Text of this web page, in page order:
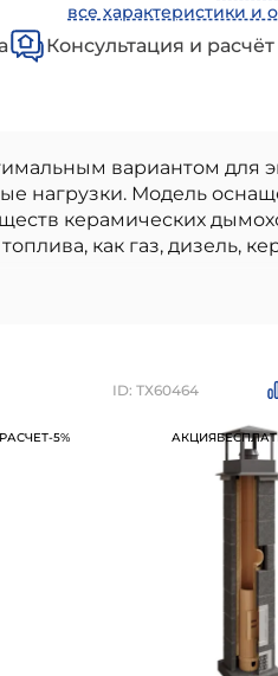
все характеристики и
Консультация и расчёт
вариантом для
нагрузки. Модель
керамических
как газ, дизель,
45, верхний
качества.
и устойчивость к
комплект) КераСтиль
-5%
ID: ТХ60464
АКЦИЯ